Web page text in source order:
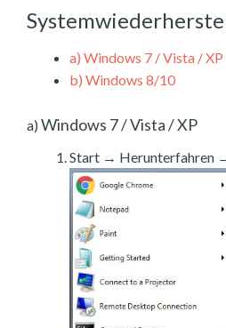
a) Windows 7 / Vista / XP
b) Windows 8/10
a) Windows 7 / Vista / XP
Start → Herunterfahren